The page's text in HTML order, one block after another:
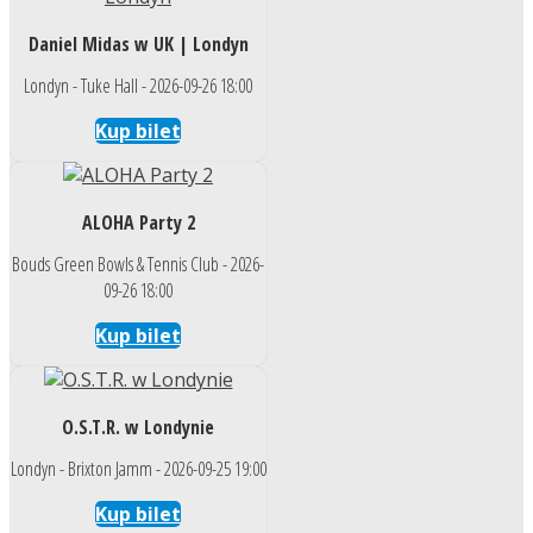
Daniel Midas w UK | Londyn
Londyn - Tuke Hall - 2026-09-26 18:00
Kup bilet
ALOHA Party 2
Bouds Green Bowls & Tennis Club - 2026-
09-26 18:00
Kup bilet
O.S.T.R. w Londynie
Londyn - Brixton Jamm - 2026-09-25 19:00
Kup bilet